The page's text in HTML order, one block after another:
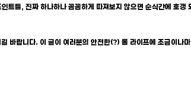
트들, 진짜 하나하나 꼼꼼하게 따져보지 않으면 순식간에 호
바랍니다. 이 글이 여러분의 안전한(?) 롤 라이프에 조금이나